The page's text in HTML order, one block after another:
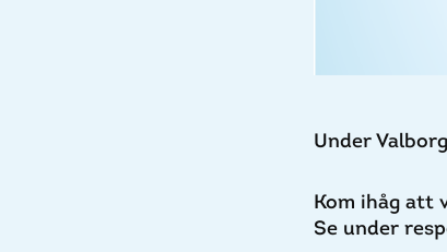
Under
Kom ihåg att
Se under